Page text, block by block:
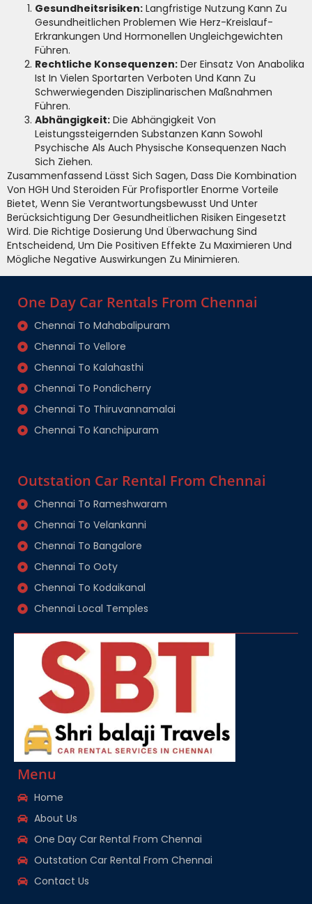
Gesundheitsrisiken: Langfristige Nutzung Kann Zu
Gesundheitlichen Problemen Wie Herz-Kreislauf-
Erkrankungen Und Hormonellen Ungleichgewichten
Führen.
Rechtliche Konsequenzen: Der Einsatz Von Anabolika
Ist In Vielen Sportarten Verboten Und Kann Zu
Schwerwiegenden Disziplinarischen Maßnahmen
Führen.
Abhängigkeit: Die Abhängigkeit Von
Leistungssteigernden Substanzen Kann Sowohl
Psychische Als Auch Physische Konsequenzen Nach
Sich Ziehen.
Zusammenfassend Lässt Sich Sagen, Dass Die Kombination
Von HGH Und Steroiden Für Profisportler Enorme Vorteile
Bietet, Wenn Sie Verantwortungsbewusst Und Unter
Berücksichtigung Der Gesundheitlichen Risiken Eingesetzt
Wird. Die Richtige Dosierung Und Überwachung Sind
Entscheidend, Um Die Positiven Effekte Zu Maximieren Und
Mögliche Negative Auswirkungen Zu Minimieren.
One Day Car Rentals From Chennai
Chennai To Mahabalipuram
Chennai To Vellore
Chennai To Kalahasthi
Chennai To Pondicherry
Chennai To Thiruvannamalai
Chennai To Kanchipuram
Outstation Car Rental From Chennai
Chennai To Rameshwaram
Chennai To Velankanni
Chennai To Bangalore
Chennai To Ooty
Chennai To Kodaikanal
Chennai Local Temples
Menu
Home
About Us
One Day Car Rental From Chennai
Outstation Car Rental From Chennai
Contact Us